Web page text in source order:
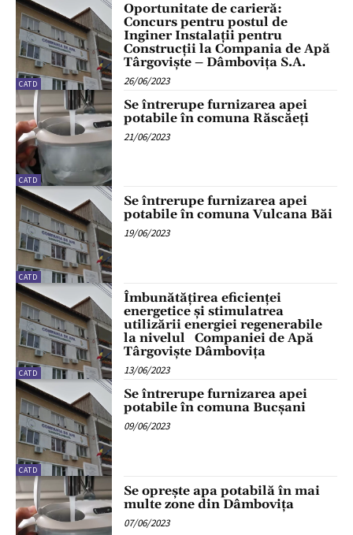
CATD
Oportunitate de carieră:
Concurs pentru postul de
Inginer Instalații pentru
Construcții la Compania de Apă
Târgoviște – Dâmbovița S.A.
26/06/2023
CATD
Se întrerupe furnizarea apei
potabile în comuna Răscăeți
21/06/2023
CATD
Se întrerupe furnizarea apei
potabile în comuna Vulcana Băi
19/06/2023
CATD
Îmbunătățirea eficienței
energetice și stimulatrea
utilizării energiei regenerabile
la nivelul Companiei de Apă
Târgoviște Dâmbovița
13/06/2023
CATD
Se întrerupe furnizarea apei
potabile în comuna Bucșani
09/06/2023
Se oprește apa potabilă în mai
multe zone din Dâmbovița
07/06/2023